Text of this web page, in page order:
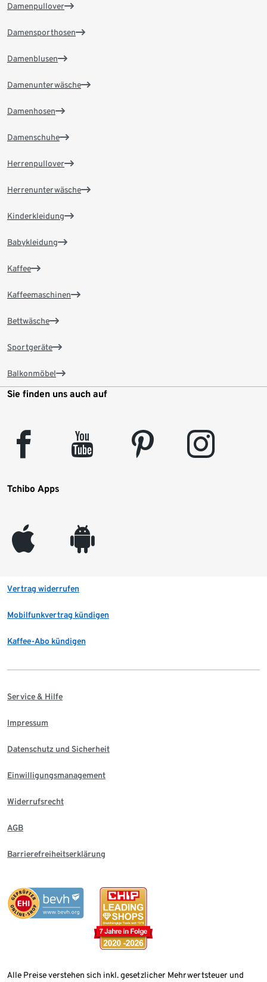
Damenpullover
Damensporthosen
Damenblusen
Damenunterwäsche
Damenhosen
Damenschuhe
Herrenpullover
Herrenunterwäsche
Kinderkleidung
Babykleidung
Kaffee
Kaffeemaschinen
Bettwäsche
Sportgeräte
Balkonmöbel
Sie finden uns auch auf
facebook youtube pinterest instagram
Tchibo Apps
appleinc android
Vertrag widerrufen
Mobilfunkvertrag kündigen
Kaffee-Abo kündigen
Service & Hilfe
Impressum
Datenschutz und Sicherheit
Einwilligungsmanagement
Widerrufsrecht
AGB
Barrierefreiheitserklärung
Alle Preise verstehen sich inkl. gesetzlicher Mehrwertsteuer und